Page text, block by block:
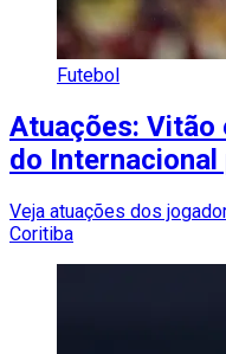
Futebol
Atuações: Vitão
do
Veja atuações dos
Coritiba